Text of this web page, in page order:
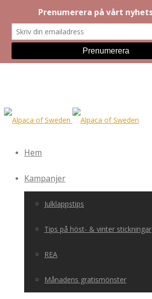
Hem
Kampanjer
Julklappstips
Tips på höst- & vinter stickningar
REA
Månadens gratismönster